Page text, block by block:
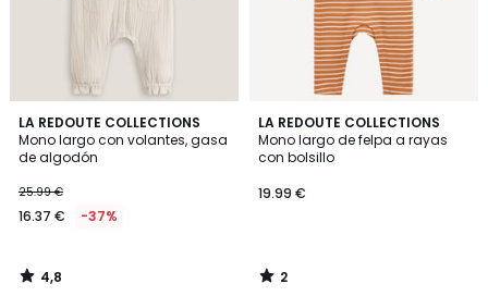
LA REDOUTE COLLECTIONS
Mono largo con volantes, gasa
de algodón
25.99 €
16.37 € -37%
4,8
/ 5
4,8
/
LA REDOUTE COLLECTIONS
Mono largo de felpa a rayas
con bolsillo
19.99 €
2
/
5
2
/